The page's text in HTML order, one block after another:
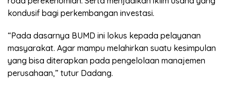
kondusif bagi perkembangan investasi.
“Pada dasarnya BUMD ini lokus kepada pelayanan
masyarakat. Agar mampu melahirkan suatu kesimpulan
yang bisa diterapkan pada pengelolaan manajemen
perusahaan,” tutur Dadang.